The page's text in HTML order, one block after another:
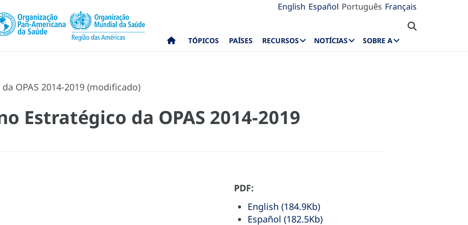
English Español Português Français
TÓPICOS PAÍSES RECURSOS NOTÍCIAS SOBRE A
OPAS 2014-2019 (modificado)
Estratégico da OPAS 2014-2019
PDF:
English (184.9Kb)
Español (182.5Kb)